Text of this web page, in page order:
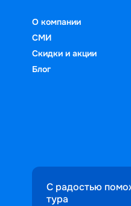
О компании
СМИ
Скидки и акции
Блог
С радостью
тура